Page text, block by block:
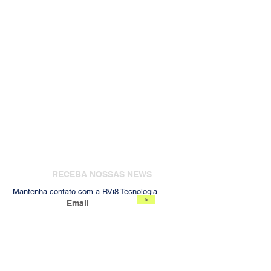
RECEBA NOSSAS NEWS
Mantenha contato com a RVi8 Tecnologia
>